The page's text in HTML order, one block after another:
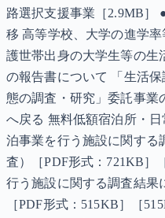
路選択支援事業［2.9MB］
移 高等学校、大学の進学
護世帯出身の大学生等の生
の報告書について 「生活
態の調査・研究」委託事業
へ戻る 無料低額宿泊所・
泊事業を行う施設に関する
査）［PDF形式：721KB］
行う施設に関する調査結果
［PDF形式：515KB］［